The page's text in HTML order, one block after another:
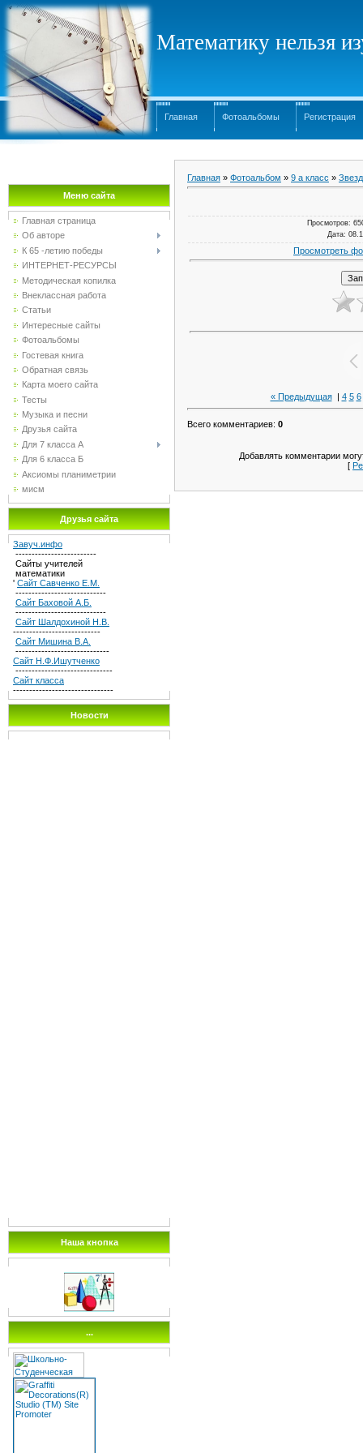
Математику нельзя
Главная Фотоальбомы Регистрация
Меню сайта
Главная страница
Об авторе
К 65 -летию победы
ИНТЕРНЕТ-РЕСУРСЫ
Методическая копилка
Внеклассная работа
Статьи
Интересные сайты
Фотоальбомы
Гостевая книга
Обратная связь
Карта моего сайта
Тесты
Музыка и песни
Друзья сайта
Для 7 класса А
Для 6 класса Б
Аксиомы планиметрии
мисм
Друзья сайта
Завуч.инфо
-------------------------
Сайты учителей
математики
' Сайт Савченко Е.М.
----------------------------
Сайт Баховой А.Б.
----------------------------
Сайт Шалдохиной Н.В.
---------------------------
Сайт Мишина В.А.
-----------------------------
Сайт Н.Ф.Ишутченко
------------------------------
Сайт класса
-------------------------------
Новости
Наша кнопка
...
Главная » Фотоальбом » 9 а класс »
Просмотров:
Дата:
Просмотреть
« Предыдущая| 4 5 6
Всего комментариев: 0
Добавлять комментарии
[